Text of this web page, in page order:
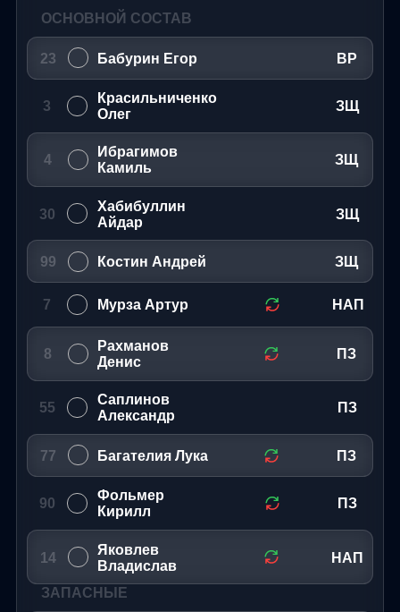
ОСНОВНОЙ СОСТАВ
23 Бабурин Егор ВР
3
Красильниченко
Олег
ЗЩ
4
Ибрагимов
Камиль
ЗЩ
30
Хабибуллин
Айдар
ЗЩ
99 Костин Андрей ЗЩ
7 Мурза Артур НАП
8
Рахманов
Денис
ПЗ
55
Саплинов
Александр
ПЗ
77 Багателия Лука ПЗ
90
Фольмер
Кирилл
ПЗ
14
Яковлев
Владислав
НАП
ЗАПАСНЫЕ